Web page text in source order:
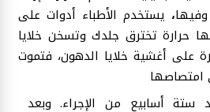
، يستخدم الأطباء أدوات على
حرارة تخترق جلدك وتسخن خلايا
على أغشية خلايا الدهون، فتموت